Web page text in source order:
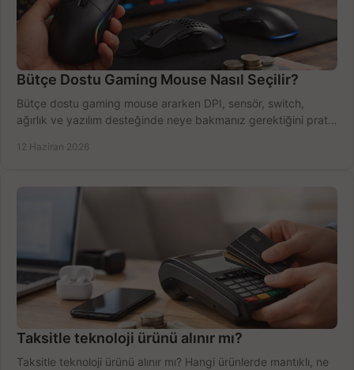
Bütçe Dostu Gaming Mouse Nasıl Seçilir?
Bütçe dostu gaming mouse ararken DPI, sensör, switch,
ağırlık ve yazılım desteğinde neye bakmanız gerektiğini pratik
12 Haziran 2026
Taksitle teknoloji ürünü alınır mı?
Taksitle teknoloji ürünü alınır mı? Hangi ürünlerde mantıklı, ne